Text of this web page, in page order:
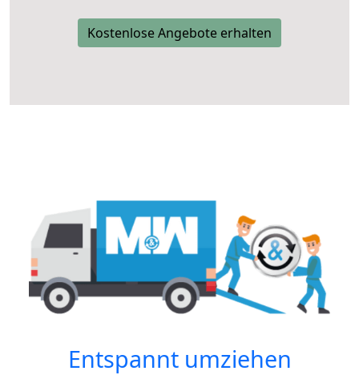
Kostenlose Angebote erhalten
Entspannt umziehen